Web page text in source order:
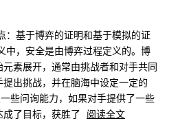
：基于博弈的证明和基于模拟的证
中，安全是由博弈过程定义的。博
素展开，通常由挑战者和对手共同
出挑战，并在脑海中设定一定的
些问询能力，如果对手提供了一些
了目标，获胜了 阅读全文